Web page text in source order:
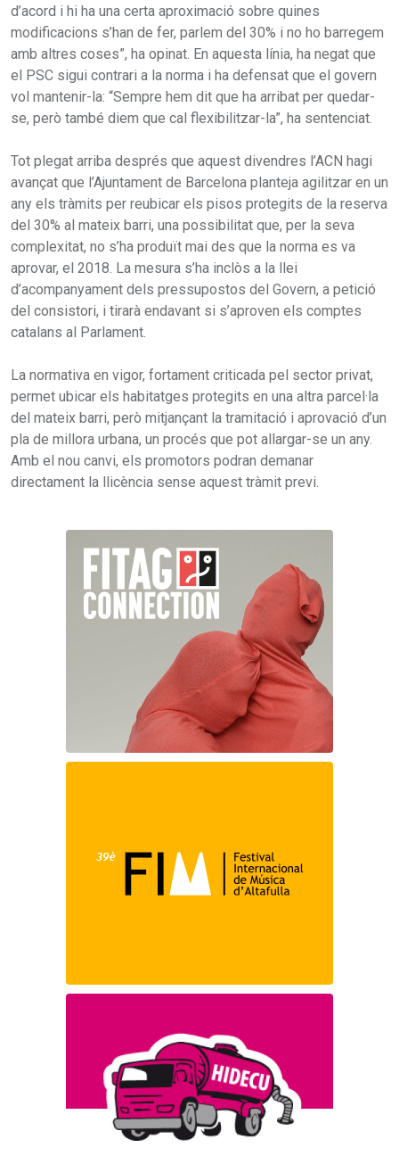
d’acord i hi ha una certa aproximació sobre quines
modificacions s’han de fer, parlem del 30% i no ho barregem
amb altres coses”, ha opinat. En aquesta línia, ha negat que
el PSC sigui contrari a la norma i ha defensat que el govern
vol mantenir-la: “Sempre hem dit que ha arribat per quedar-
se, però també diem que cal flexibilitzar-la”, ha sentenciat.
Tot plegat arriba després que aquest divendres l’ACN hagi
avançat que l’Ajuntament de Barcelona planteja agilitzar en un
any els tràmits per reubicar els pisos protegits de la reserva
del 30% al mateix barri, una possibilitat que, per la seva
complexitat, no s’ha produït mai des que la norma es va
aprovar, el 2018. La mesura s’ha inclòs a la llei
d’acompanyament dels pressupostos del Govern, a petició
del consistori, i tirarà endavant si s’aproven els comptes
catalans al Parlament.
La normativa en vigor, fortament criticada pel sector privat,
permet ubicar els habitatges protegits en una altra parcel·la
del mateix barri, però mitjançant la tramitació i aprovació d’un
pla de millora urbana, un procés que pot allargar-se un any.
Amb el nou canvi, els promotors podran demanar
directament la llicència sense aquest tràmit previ.